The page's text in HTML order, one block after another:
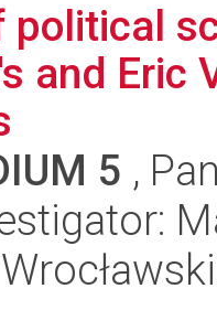
political
and Eric
5 ,